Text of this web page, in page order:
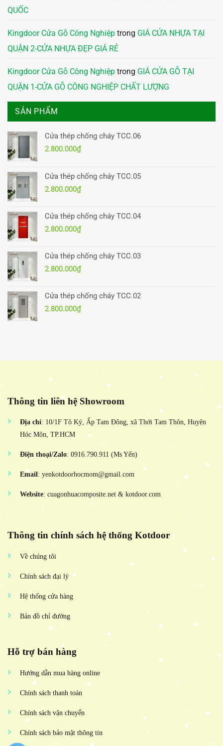
QUỐC
Kingdoor Cửa Gỗ Công Nghiệp trong GIÁ CỬA NHỰA TẠI
QUẬN 2-CỬA NHỰA ĐẸP GIÁ RẺ
Kingdoor Cửa Gỗ Công Nghiệp trong GIÁ CỬA GỖ TẠI
QUẬN 1-CỬA GỖ CÔNG NGHIỆP CHẤT LƯỢNG
SẢN PHẨM
Cửa thép chống cháy TCC.06
2.800.000₫
Cửa thép chống cháy TCC.05
2.800.000₫
Cửa thép chống cháy TCC.04
2.800.000₫
Cửa thép chống cháy TCC.03
2.800.000₫
Cửa thép chống cháy TCC.02
2.800.000₫
Thông tin liên hệ Showroom
Địa chỉ: 10/1F Tô Ký, Ấp Tam Đông, xã Thới Tam Thôn, Huyện
Hóc Môn, TP.HCM
Điện thoại/Zalo: 0916.790.911 (Ms Yến)
Email: yenkotdoorhocmom@gmail.com
Website: cuagonhuacomposite.net & kotdoor.com
Thông tin chính sách hệ thống Kotdoor
Về chúng tôi
Chính sách đại lý
Hệ thống cửa hàng
Bản đồ chỉ đường
Hỗ trợ bán hàng
Hướng dẫn mua hàng online
Chính sách thanh toán
Chính sách vận chuyển
Chính sách bảo mật thông tin